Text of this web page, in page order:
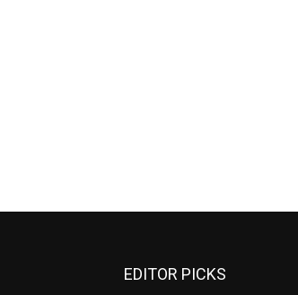
EDITOR PICKS